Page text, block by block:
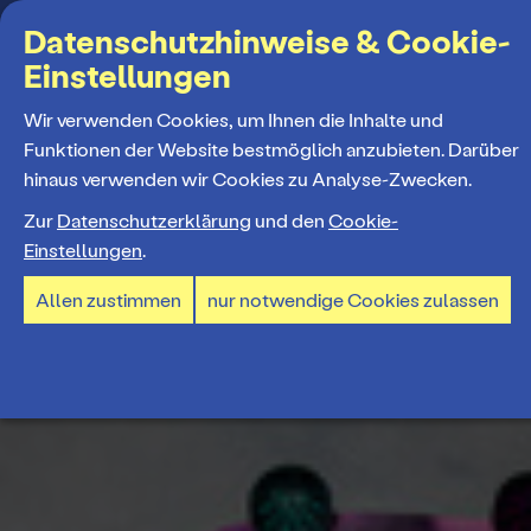
Suchbegriff
MENÜ
Programm
Spielplan
Spielzeiteröffnung
Tickets und Abos
Ticketpreise & Saalplan
Mitmachen
Datenschutzhinweise & Cookie-
Einstellungen
Wir verwenden Cookies, um Ihnen die Inhalte und
Funktionen der Website bestmöglich anzubieten. Darüber
hinaus verwenden wir Cookies zu Analyse-Zwecken.
Zur Datenschutzerklärung und den Cookie-
Einstellungen.
Allen zustimmen nur notwendige Cookies zulassen